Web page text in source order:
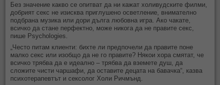
Без значение какво се опитват да ни кажат холивудските филми,
добрият секс не изисква приглушено осветление, внимателно
подбрана музика или дори дълга любовна игра. Ако чакате,
всичко да стане перфектно, може никога да не правите секс,
пише Psychologies.
„Често питам клиенти: бихте ли предпочели да правите поне
малко секс или изобщо да не го правите? Някои хора смятат, че
всичко трябва да е идеално – трябва да вземете душ, да
сложите чисти чаршафи, да оставите децата на бавачка“, казва
психотерапевтът и сексолог Холи Ричмънд.